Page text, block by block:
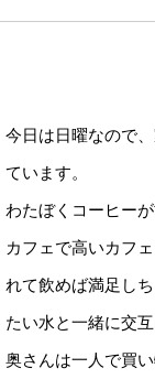
今日は日曜なので
ています。
わたぼくコーヒーが
カフェで高いカフ
れて飲めば満足し
たい水と一緒に交互
奥さんは一人で買い